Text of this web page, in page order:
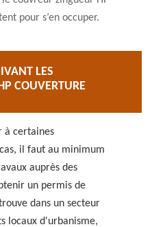
pour s’en occuper.
LES
COUVERTURE
à certaines
il faut au minimum
auprès des
un permis de
dans un secteur
locaux d'urbanisme,